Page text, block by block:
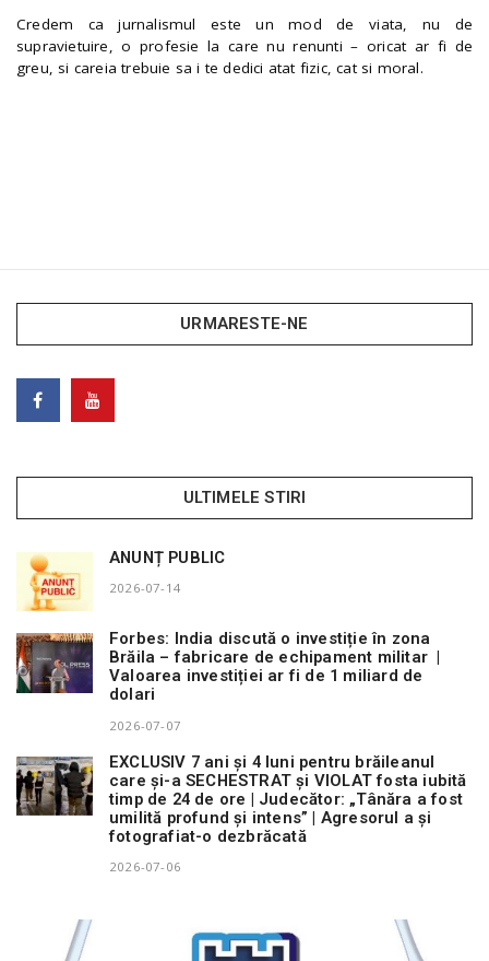
Credem ca jurnalismul este un mod de viata, nu de
supravietuire, o profesie la care nu renunti – oricat ar fi de
greu, si careia trebuie sa i te dedici atat fizic, cat si moral.
URMARESTE-NE
ULTIMELE STIRI
ANUNȚ PUBLIC
2026-07-14
Forbes: India discută o investiție în zona
Brăila – fabricare de echipament militar |
Valoarea investiției ar fi de 1 miliard de
dolari
2026-07-07
EXCLUSIV 7 ani și 4 luni pentru brăileanul
care și-a SECHESTRAT și VIOLAT fosta iubită
timp de 24 de ore | Judecător: „Tânăra a fost
umilită profund și intens” | Agresorul a și
fotografiat-o dezbrăcată
2026-07-06